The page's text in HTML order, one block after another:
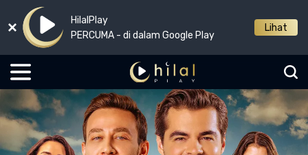
HilalPlay
PERCUMA - di dalam Google Play
Lihat